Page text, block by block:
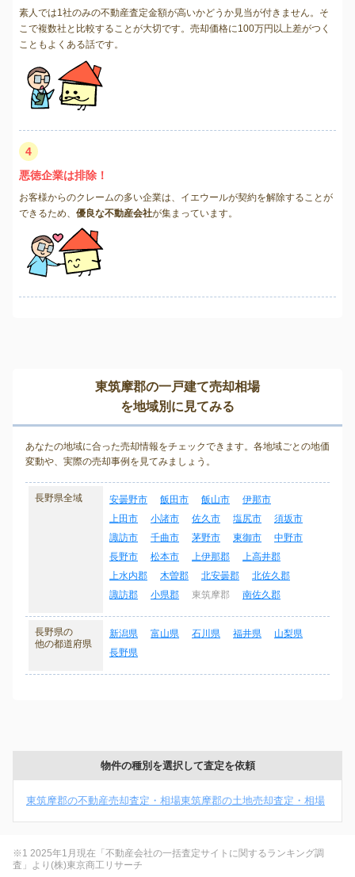
素人では1社のみの不動産査定金額が高いかどうか見当が付きません。そ
こで複数社と比較することが大切です。売却価格に100万円以上差がつく
こともよくある話です。
4
悪徳企業は排除！
お客様からのクレームの多い企業は、イエウールが契約を解除することが
できるため、 優良な不動産会社が集まっています。
東筑摩郡の一戸建て売却相場
を地域別に見てみる
あなたの地域に合った売却情報をチェックできます。各地域ごとの地価
変動や、実際の売却事例を見てみましょう。
長野県全域 安曇野市 飯田市 飯山市
伊那市
上田市
小諸市 佐久市 塩尻市
須坂市
諏訪市
千曲市 茅野市 東御市
中野市
長野市
松本市 上伊那郡
上高井郡
上水内郡
木曽郡 北安曇郡
北佐久郡
諏訪郡
小県郡 東筑摩郡 南佐久郡
長野県の
他の都道府県
新潟県 富山県 石川県 福井県
山梨県
長野県
物件の種別を選択して査定を依頼
東筑摩郡の不動産売却査定・相場東筑摩郡の土地売却査定・相場
※1 2025年1月現在「不動産会社の一括査定サイトに関するランキング調
査」より(株)東京商工リサーチ